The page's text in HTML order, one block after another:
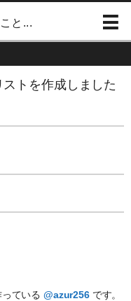
と...
トを作成しました
ている @azur256です。